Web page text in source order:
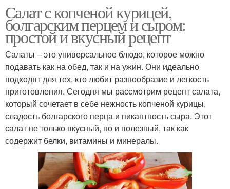
Салат с копченой курицей,
болгарским перцем и сыром:
простой и вкусный рецепт
Салаты – это универсальное блюдо, которое можно
подавать как на обед, так и на ужин. Они идеально
подходят для тех, кто любит разнообразие и легкость
приготовления. Сегодня мы рассмотрим рецепт салата,
который сочетает в себе нежность копченой курицы,
сладость болгарского перца и пикантность сыра. Этот
салат не только вкусный, но и полезный, так как
содержит белки, витамины и минералы.